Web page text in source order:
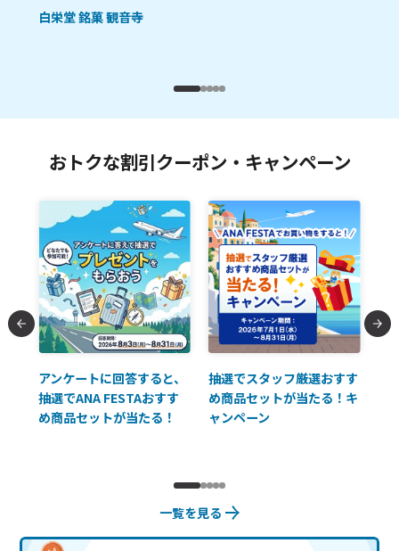
白栄堂 銘菓 観音寺
おトクな割引クーポン・キャンペーン
アンケートに回答すると、
抽選でANA FESTAおすす
め商品セットが当たる！
抽選でスタッフ厳選おすす
め商品セットが当たる！キ
ャンペーン
一覧を見る